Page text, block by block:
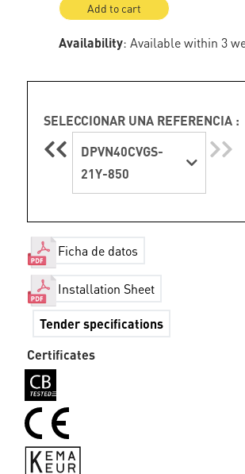
Add to cart
Availability: Available within 3
SELECCIONAR UNA REFERENCIA :
DPVN40CVGS-
21Y-850
Ficha de datos
Installation Sheet
Tender specifications
Certificates